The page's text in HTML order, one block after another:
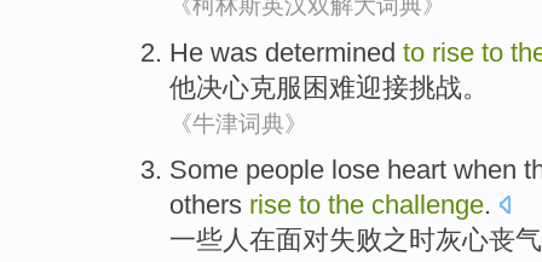
《柯林斯英汉双解大词典》
He was determined to rise to
他决心克服 困难迎接挑战。
《牛津词典》
Some people lose heart when
others rise to the challenge.
一些人在面对失败之时灰心丧气